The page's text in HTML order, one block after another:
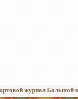
журнал Большой